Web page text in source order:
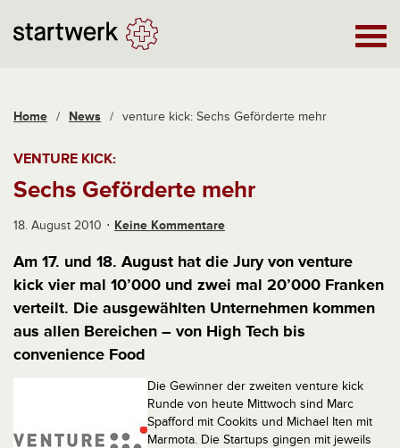
Home / News / venture kick: Sechs Geförderte mehr
VENTURE KICK:
Sechs Geförderte mehr
18. August 2010 Keine Kommentare
Am 17. und 18. August hat die Jury von venture
kick vier mal 10’000 und zwei mal 20’000 Franken
verteilt. Die ausgewählten Unternehmen kommen
aus allen Bereichen – von High Tech bis
convenience Food
Die Gewinner der zweiten venture kick
Runde von heute Mittwoch sind Marc
Spafford mit Cookits und Michael Iten mit
Marmota. Die Startups gingen mit jeweils